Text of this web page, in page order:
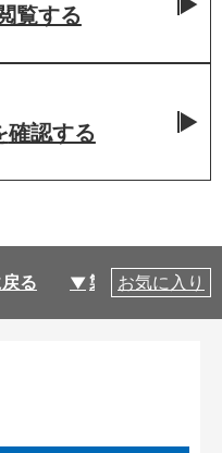
覧する
確認する
る 製品仕様
お気に入り